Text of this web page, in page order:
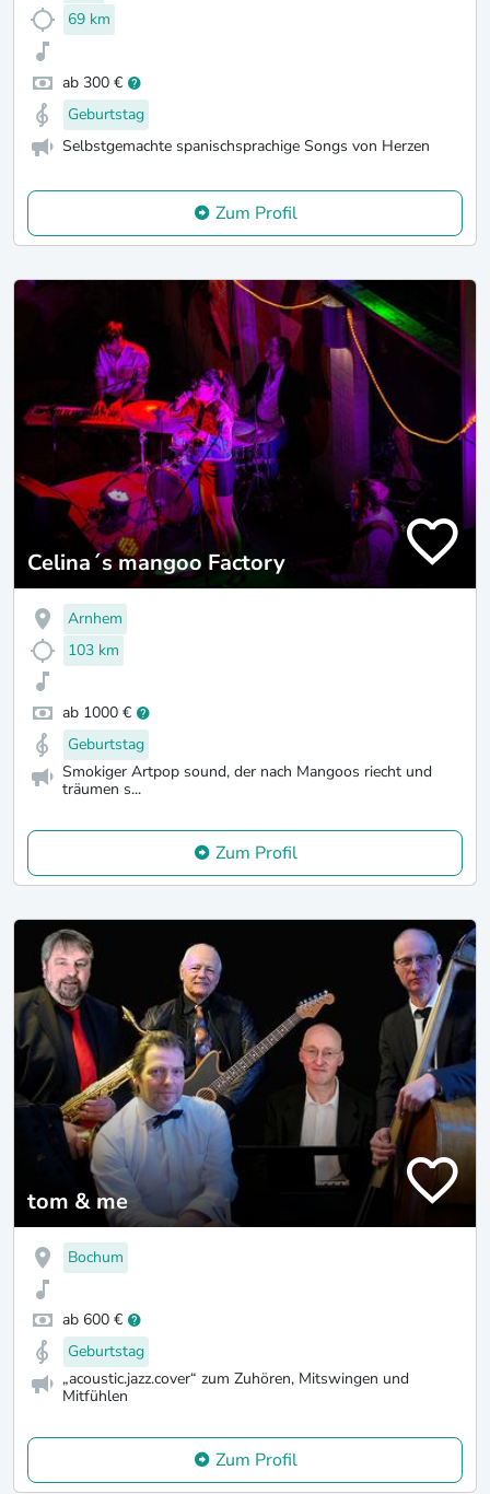
69 km
ab 300 €
Geburtstag
Selbstgemachte spanischsprachige Songs von Herzen
Zum Profil
Celina´s mangoo Factory
Arnhem
103 km
ab 1000 €
Geburtstag
Smokiger Artpop sound, der nach Mangoos riecht und
träumen s...
Zum Profil
tom & me
Bochum
ab 600 €
Geburtstag
„acoustic.jazz.cover“ zum Zuhören, Mitswingen und
Mitfühlen
Zum Profil